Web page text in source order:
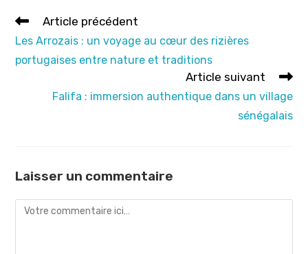
Read
articles
Article précédent
Les Arrozais : un voyage au cœur des rizières
portugaises entre nature et traditions
Article suivant
Falifa : immersion authentique dans un village
sénégalais
Laisser un commentaire
Comment